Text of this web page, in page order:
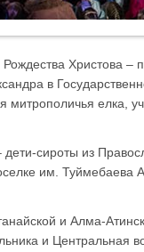
Христова
в
елка,
сироты из
им. Туймебаева
и Алма-
и Центральная